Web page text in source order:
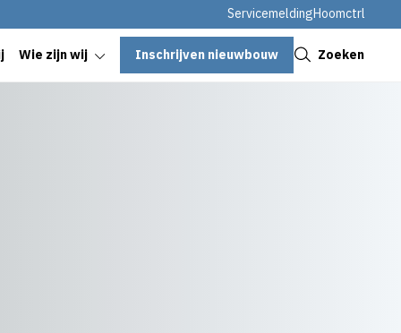
ServicemeldingHoomctrl
Wie zijn wij Inschrijven nieuwbouw Zoeken
Sluiten